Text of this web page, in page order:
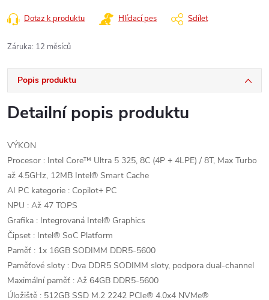
Dotaz k produktu Hlídací pes Sdílet
Záruka: 12 měsíců
Popis produktu
Detailní popis produktu
VÝKON
Procesor : Intel Core™ Ultra 5 325, 8C (4P + 4LPE) / 8T, Max Turbo
až 4.5GHz, 12MB Intel® Smart Cache
AI PC kategorie : Copilot+ PC
NPU : Až 47 TOPS
Grafika : Integrovaná Intel® Graphics
Čipset : Intel® SoC Platform
Paměť : 1x 16GB SODIMM DDR5-5600
Paměťové sloty : Dva DDR5 SODIMM sloty, podpora dual-channel
Maximální paměť : Až 64GB DDR5-5600
Úložiště : 512GB SSD M.2 2242 PCIe® 4.0x4 NVMe®